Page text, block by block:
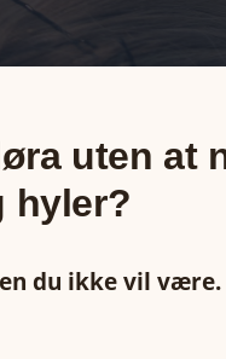
uten at
hyler?
du ikke vil være.